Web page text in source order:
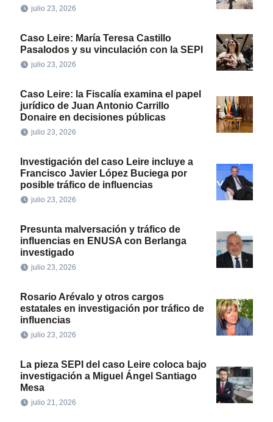
julio 23, 2026
Caso Leire: María Teresa Castillo
Pasalodos y su vinculación con la SEPI
julio 23, 2026
Caso Leire: la Fiscalía examina el papel
jurídico de Juan Antonio Carrillo
Donaire en decisiones públicas
julio 23, 2026
Investigación del caso Leire incluye a
Francisco Javier López Buciega por
posible tráfico de influencias
julio 23, 2026
Presunta malversación y tráfico de
influencias en ENUSA con Berlanga
investigado
julio 23, 2026
Rosario Arévalo y otros cargos
estatales en investigación por tráfico de
influencias
julio 23, 2026
La pieza SEPI del caso Leire coloca bajo
investigación a Miguel Ángel Santiago
Mesa
julio 21, 2026